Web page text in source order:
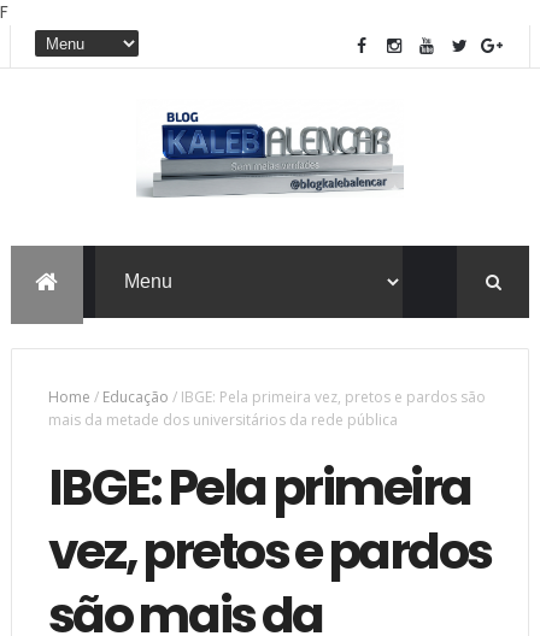
F
Home / Educação / IBGE: Pela primeira vez, pretos e pardos são
mais da metade dos universitários da rede pública
IBGE: Pela primeira
vez, pretos e pardos
são mais da